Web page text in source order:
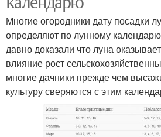
Многие огородники дату посадки
определяют по лунному
давно доказали что луна
влияние рост
многие дачники прежде чем
культуру сверяются с этим